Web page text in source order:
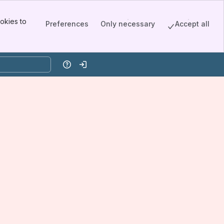
to
Preferences Only necessary Accept all
HelpLog in